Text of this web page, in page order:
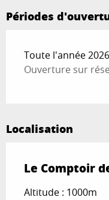
Périodes
Toute l'année
Ouverture sur
Localisation
Le Comptoir
Altitude : 1000m